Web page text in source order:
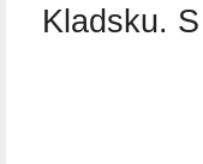
Kladsku.